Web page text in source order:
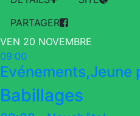
PARTAGER
VEN 20 NOVEMBRE
09:00
Evénements,Jeune
Babillages